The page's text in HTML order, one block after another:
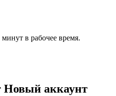
в рабочее время.
Новый аккаунт